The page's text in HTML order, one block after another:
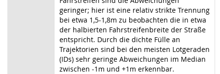
geringer; hier ist eine relativ strikte Trennung
bei etwa 1,5-1,8m zu beobachten die in etwa
der halbierten Fahrstreifenbreite der Straße
entspricht. Durch die dichte Fülle an
Trajektorien sind bei den meisten Lotgeraden
(IDs) sehr geringe Abweichungen im Median
zwischen -1m und +1m erkennbar.